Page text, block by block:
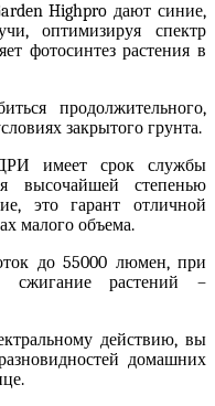
Highpro дают синие,
оптимизируя спектр
фотосинтез растения в
продолжительного,
закрытого грунта.
имеет срок службы
высочайшей степенью
это гарант отличной
малого объема.
до 55000 люмен, при
сжигание растений –
действию, вы
домашних